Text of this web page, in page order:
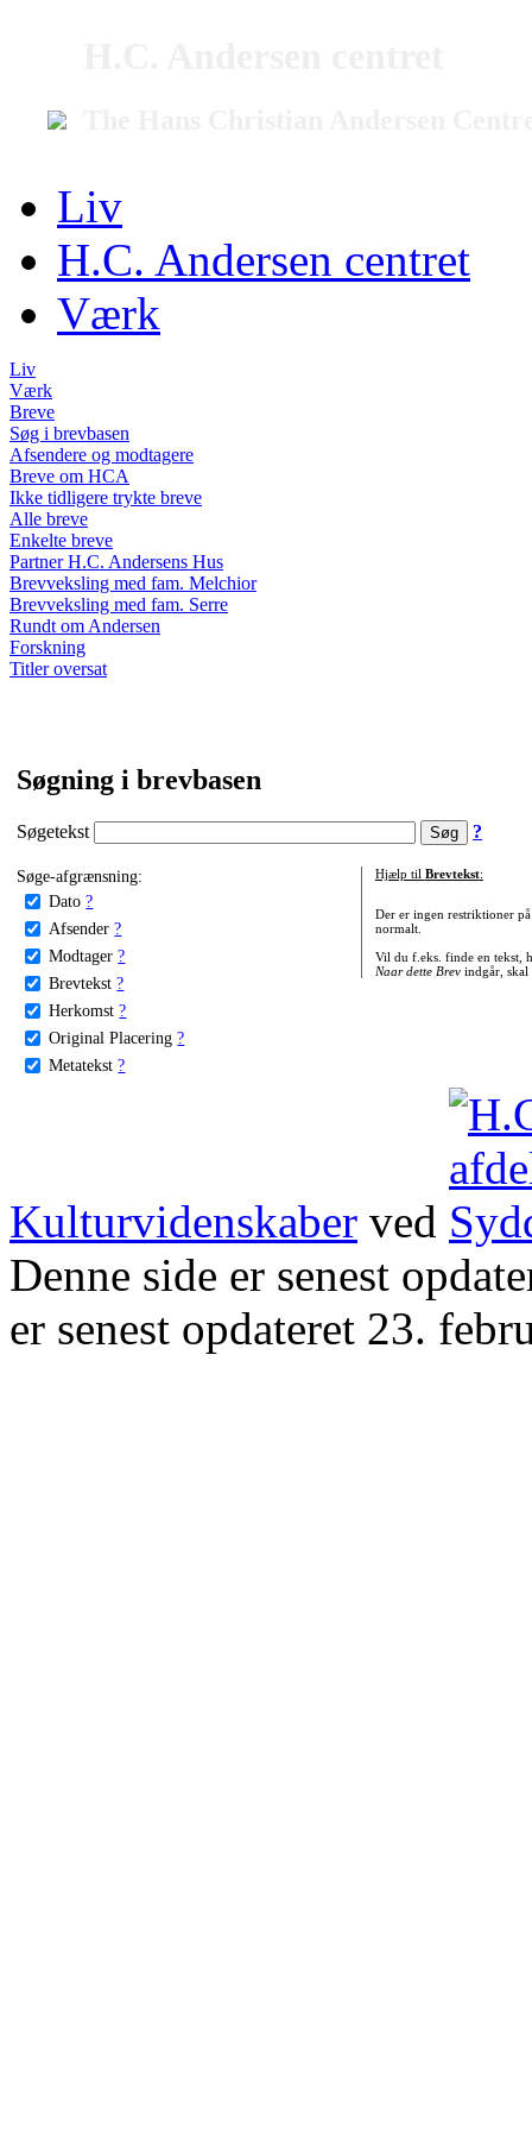
Liv
H.C. Andersen centret
Værk
Liv
Værk
Breve
Søg i brevbasen
Afsendere og modtagere
Breve om HCA
Ikke tidligere trykte breve
Alle breve
Enkelte breve
Partner H.C. Andersens Hus
Brevveksling med fam. Melchior
Brevveksling med fam. Serre
Rundt om Andersen
Forskning
Titler oversat
Søgning i brevbasen
Søgetekst ?
Søge-afgrænsning:
Dato ?
Afsender ?
Modtager ?
Brevtekst ?
Herkomst ?
Original Placering ?
Metatekst ?
Hjælp til Brevtekst:
Der er ingen restriktioner
normalt.
Vil du f.eks. finde en tekst,
Naar dette Brevindgår, skal
Kulturvidenskaber ved
Denne side er senest
er senest opdateret 23.